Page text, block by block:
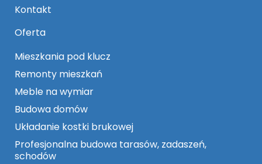
Kontakt
Oferta
Mieszkania pod klucz
Remonty mieszkań
Meble na wymiar
Budowa domów
Układanie kostki brukowej
Profesjonalna budowa tarasów, zadaszeń,
schodów